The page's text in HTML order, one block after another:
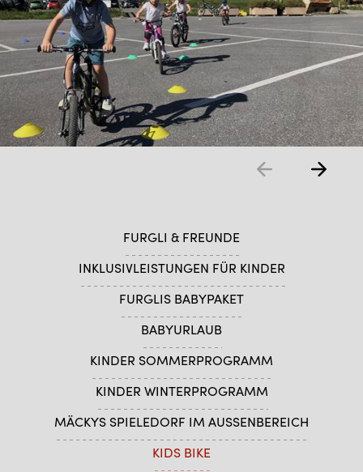
FURGLI & FREUNDE
INKLUSIVLEISTUNGEN FÜR KINDER
FURGLIS BABYPAKET
BABYURLAUB
KINDER SOMMERPROGRAMM
KINDER WINTERPROGRAMM
MÄCKYS SPIELEDORF IM AUSSENBEREICH
KIDS BIKE